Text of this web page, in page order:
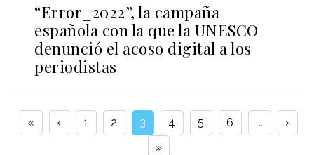
“Error_2022”, la campaña
española con la que la UNESCO
denunció el acoso digital a los
periodistas
« ‹ 1 2 3 4 5 6 ...
›
»